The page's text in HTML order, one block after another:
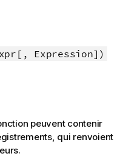
Expression])
peuvent contenir
qui renvoient